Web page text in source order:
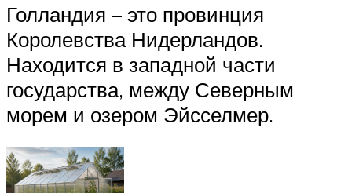
Голландия – это провинция
Королевства Нидерландов.
Находится в западной части
государства, между Северным
морем и озером Эйсселмер.